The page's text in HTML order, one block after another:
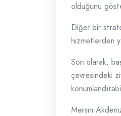
olduğunu
Diğer bir
hizmetlerden
Son olarak,
çevresindeki
Mersin